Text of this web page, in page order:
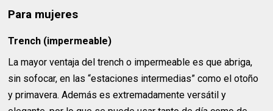
Para mujeres
Trench (impermeable)
La mayor ventaja del trench o impermeable es que abriga,
sin sofocar, en las “estaciones intermedias” como el otoño
y primavera. Además es extremadamente versátil y